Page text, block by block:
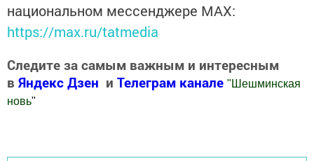
национальном мессенджере MАХ:
https://max.ru/tatmedia
Следите за самым важным и интересным
в Яндекс Дзен и Телеграм канале " Шешминская
новь"